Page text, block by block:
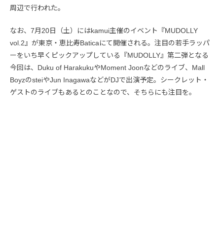
周辺で行われた。
なお、7月20日（土）にはkamui主催のイベント『MUDOLLY
vol.2』が東京・恵比寿Baticaにて開催される。注目の若手ラッパ
ーをいち早くピックアップしている『MUDOLLY』第二弾となる
今回は、Duku of HarakukuやMoment Joonなどのライブ、Mall
BoyzのsteiやJun InagawaなどがDJで出演予定。シークレット・
ゲストのライブもあるとのことなので、そちらにも注目を。